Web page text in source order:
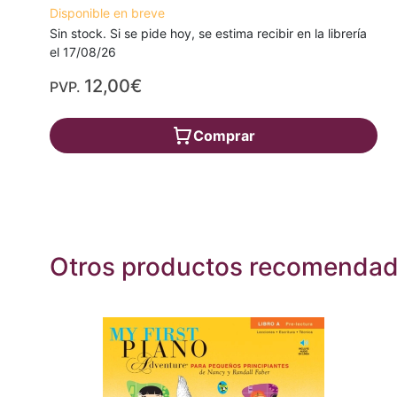
Disponible en breve
Sin stock. Si se pide hoy, se estima recibir en la librería
el 17/08/26
PVP. 12,00€
Comprar
Otros productos